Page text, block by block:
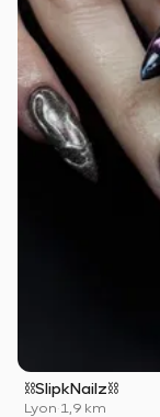
⛓️SlipkNailz⛓️
Lyon·1,9 km